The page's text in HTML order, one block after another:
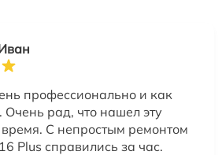
профессионально и как
Очень рад, что нашел эту
С непростым ремонтом
Plus справились за час.